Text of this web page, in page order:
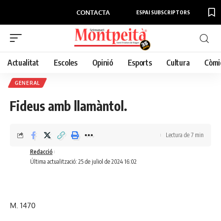
CONTACTA ESPAI SUBSCRIPTORS
Actualitat Escoles Opinió Esports Cultura
GENERAL
Fideus amb llamàntol.
Última actualització: 25 de juliol de 2024 16:02
Redacció
Lectura de 7 min
M. 1470